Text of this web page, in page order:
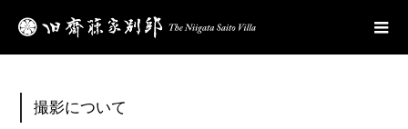
観覧料のご案内
撮影について